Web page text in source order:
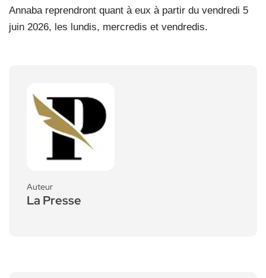
Annaba reprendront quant à eux à partir du vendredi 5
juin 2026, les lundis, mercredis et vendredis.
Auteur
La Presse